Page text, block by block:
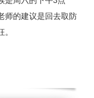
师的建议是回去取防